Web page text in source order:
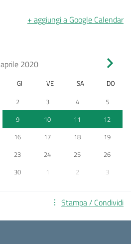
+ aggiungi a Google Calendar
aprile 2020
GI VE SA
DO
2 3 4
5
9 10 11
12
16 17 18
19
23 24 25
26
30 1 2 3
Stampa / Condividi